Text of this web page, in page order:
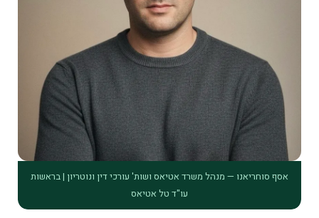
אסף סוחריאנו — מנהל משרד אטיאס ושות' עורכי דין ונוטריון | בראשות
עו"ד טל אטיאס